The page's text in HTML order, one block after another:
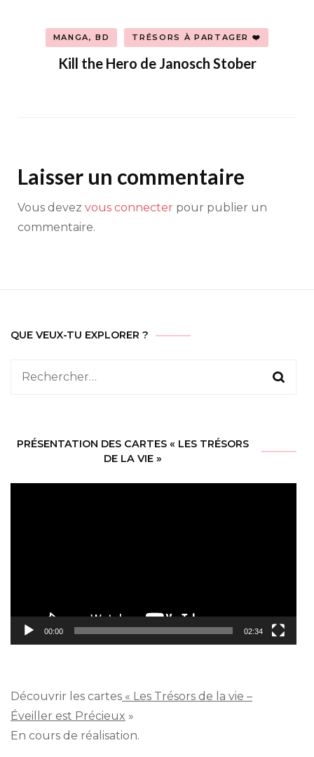
MANGA, BD TRÉSORS À PARTAGER ❤️
Kill the Hero de Janosch Stober
Laisser un commentaire
Vous devez vous connecter pour publier un
commentaire.
QUE VEUX-TU EXPLORER ?
Rechercher :
PRÉSENTATION DES CARTES « LES TRÉSORS
DE LA VIE »
00:00 02:34
Découvrir les cartes « Les Trésors de la vie –
Éveiller est Précieux »
En cours de réalisation.